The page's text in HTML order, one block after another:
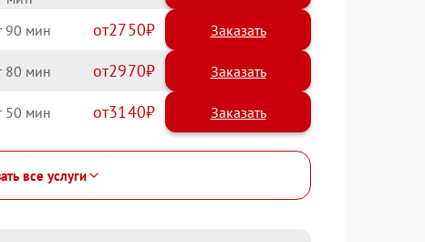
90 2750
80 2970
50 3140
все услуги